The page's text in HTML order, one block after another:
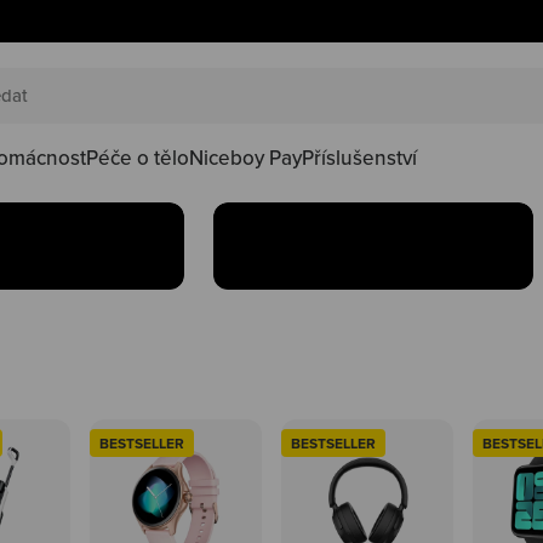
Péče o těloNiceboy PayPříslušenství
happy
ve
Oblíbené produkty teď
Koupit
BESTSELLER BESTSELLER